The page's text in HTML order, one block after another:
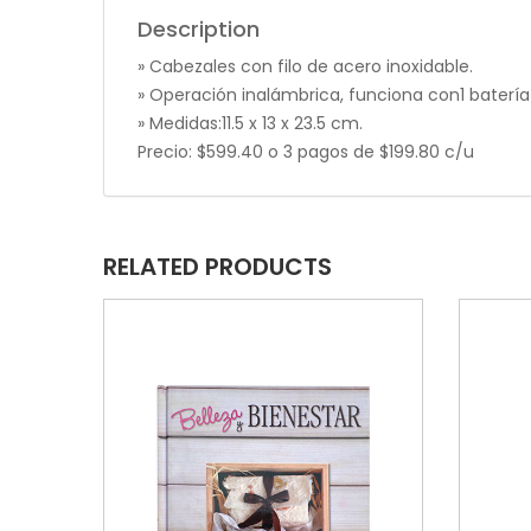
Description
» Cabezales con filo de acero inoxidable.
» Operación inalámbrica, funciona con1 batería
» Medidas:11.5 x 13 x 23.5 cm.
Precio: $599.40 o 3 pagos de $199.80 c/u
RELATED PRODUCTS